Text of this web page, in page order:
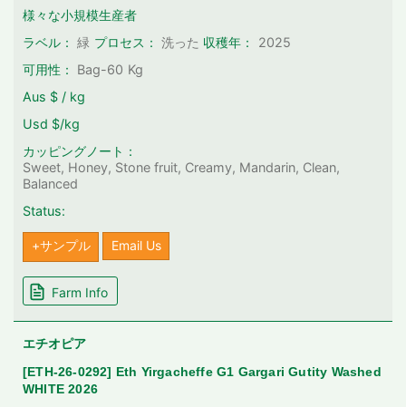
様々な小規模生産者
ラベル：
緑 プロセス： 洗った 収穫年：
2025
可用性：
Bag-60 Kg
Aus $ / kg
Usd $/kg
カッピングノート：
Sweet, Honey, Stone fruit, Creamy, Mandarin, Clean,
Balanced
Status:
+サンプル Email Us
Farm Info
エチオピア
[ETH-26-0292] Eth Yirgacheffe G1 Gargari Gutity Washed
WHITE 2026